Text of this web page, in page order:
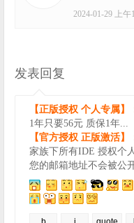
2024-01-29 上午
发表回复
【正版授权 个人专属】
1年只要56元 质保1年...
【官方授权 正版激活】
家族下所有IDE 授权个
您的邮箱地址不会被公开